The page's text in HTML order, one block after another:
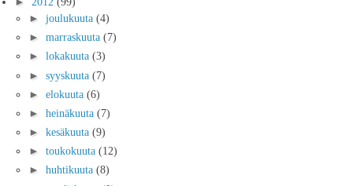
► joulukuuta (4)
► marraskuuta (7)
► lokakuuta (3)
► syyskuuta (7)
► elokuuta (6)
► heinäkuuta (7)
► kesäkuuta (9)
► toukokuuta (12)
► huhtikuuta (8)